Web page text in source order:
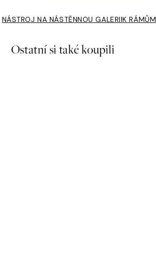
NÁSTROJ NA NÁSTĚNNOU GALERIIK RÁMŮM
Ostatní si také koupili